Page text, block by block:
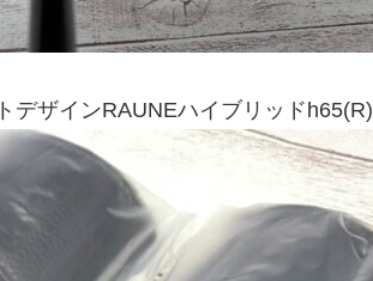
デザインRAUNEハイブリッドh65(R)